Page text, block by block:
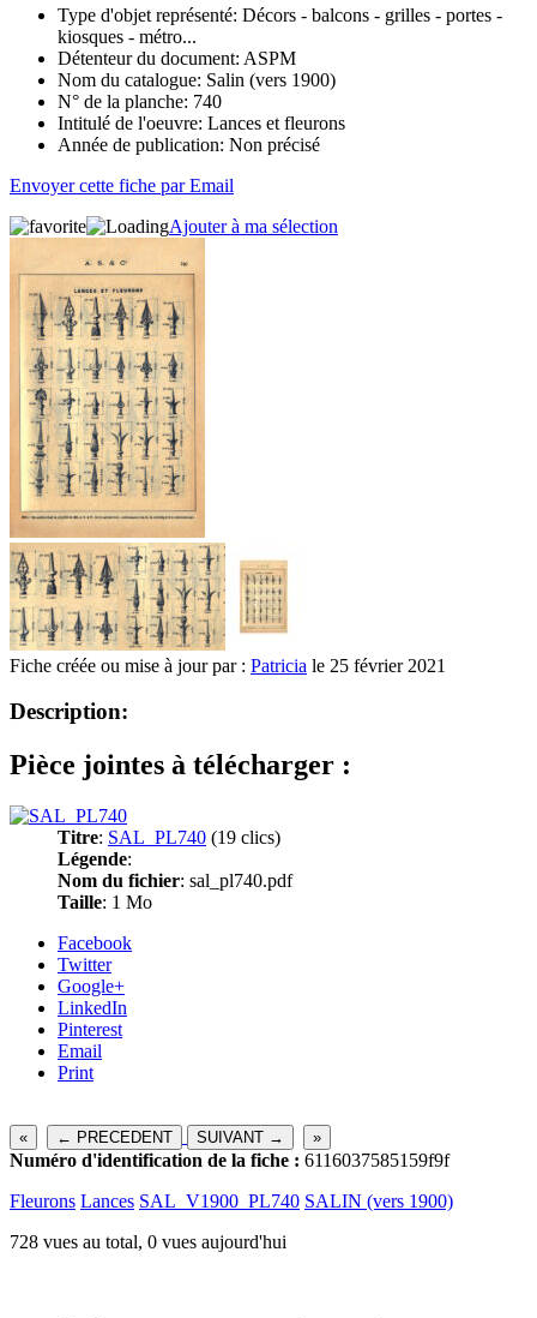
Type d'objet représenté: Décors - balcons - grilles - portes -
kiosques - métro...
Détenteur du document: ASPM
Nom du catalogue: Salin (vers 1900)
N° de la planche: 740
Intitulé de l'oeuvre: Lances et fleurons
Année de publication: Non précisé
Envoyer cette fiche par Email
Ajouter à ma sélection
Fiche créée ou mise à jour par : Patricia le 25 février 2021
Description:
Pièce jointes à télécharger :
Titre: SAL_PL740 (19 clics)
Légende:
Nom du fichier: sal_pl740.pdf
Taille: 1 Mo
Facebook
Twitter
Google+
LinkedIn
Pinterest
Email
Print
« ← PRECEDENT SUIVANT → »
Numéro d'identification de la fiche : 6116037585159f9f
Fleurons Lances SAL_V1900_PL740 SALIN (vers 1900)
728 vues au total, 0 vues aujourd'hui